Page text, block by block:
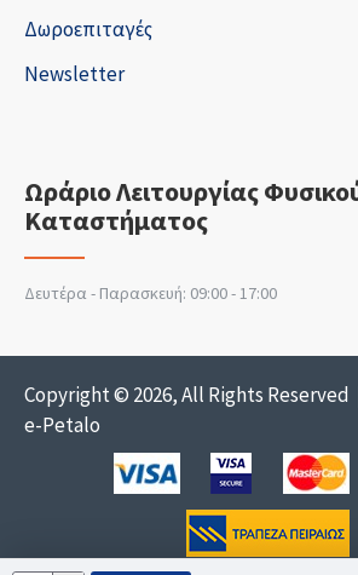
Δωροεπιταγές
Newsletter
Ωράριο Λειτουργίας
Καταστήματος
Δευτέρα - Παρασκευή: 09:00 - 17:00
Copyright © 2026, All Rights Reserved
e-Petalo